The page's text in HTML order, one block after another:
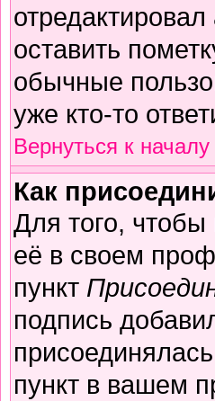
оставить
обычные
уже кто-то
Вернуться к началу
Как
Для того,
её в своем
пункт
подпись
пункт в вашем